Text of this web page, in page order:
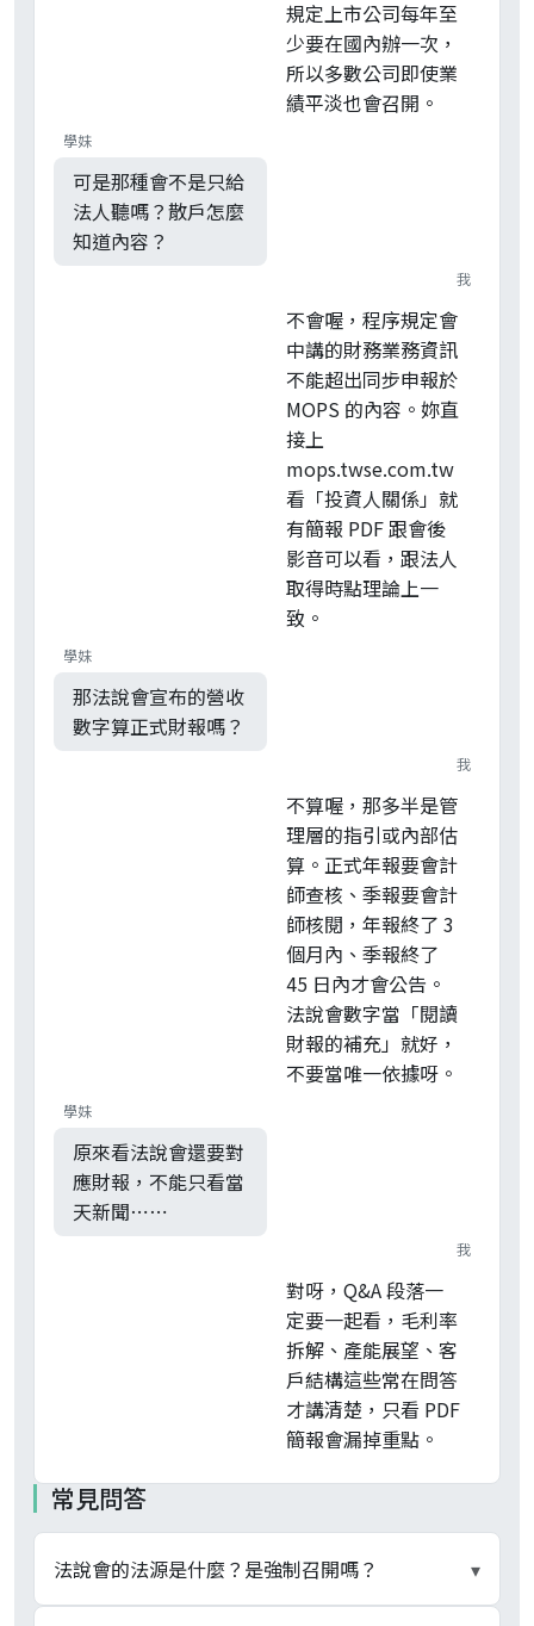
規定上市公司每年至
少要在國內辦一次，
所以多數公司即使業
績平淡也會召開。
學妹
可是那種會不是只給
法人聽嗎？散戶怎麼
知道內容？
我
不會喔，程序規定會
中講的財務業務資訊
不能超出同步申報於
MOPS 的內容。妳直
接上
mops.twse.com.tw
看「投資人關係」就
有簡報 PDF 跟會後
影音可以看，跟法人
取得時點理論上一
致。
學妹
那法說會宣布的營收
數字算正式財報嗎？
我
不算喔，那多半是管
理層的指引或內部估
算。正式年報要會計
師查核、季報要會計
師核閱，年報終了 3
個月內、季報終了
45 日內才會公告。
法說會數字當「閱讀
財報的補充」就好，
不要當唯一依據呀。
學妹
原來看法說會還要對
應財報，不能只看當
天新聞⋯⋯
我
對呀，Q&A 段落一
定要一起看，毛利率
拆解、產能展望、客
戶結構這些常在問答
才講清楚，只看 PDF
簡報會漏掉重點。
常見問答
法說會的法源是什麼？是強制召開嗎？ ▾